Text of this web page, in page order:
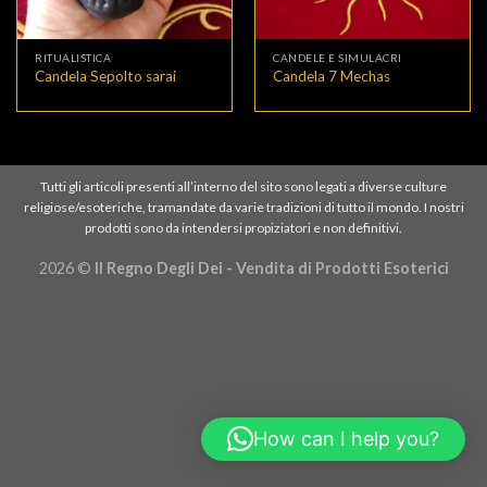
RITUALISTICA
Candela Sepolto sarai
CANDELE E SIMULACRI
Candela 7 Mechas
Tutti gli articoli presenti all’interno del sito sono legati a diverse culture
religiose/esoteriche, tramandate da varie tradizioni di tutto il mondo. I nostri
prodotti sono da intendersi propiziatori e non definitivi.
2026 © Il Regno Degli Dei - Vendita di Prodotti Esoterici
How can I help you?